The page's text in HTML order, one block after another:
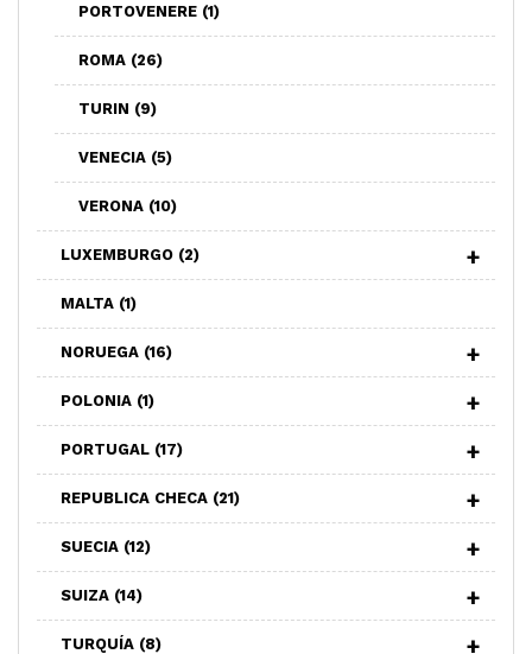
PORTOVENERE (1)
ROMA (26)
TURIN (9)
VENECIA (5)
VERONA (10)
LUXEMBURGO (2)
MALTA (1)
NORUEGA (16)
POLONIA (1)
PORTUGAL (17)
REPUBLICA CHECA (21)
SUECIA (12)
SUIZA (14)
TURQUÍA (8)